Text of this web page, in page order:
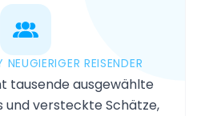
REISENDER
tausende ausgewählte
und versteckte Schätze,